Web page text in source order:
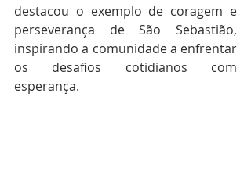
destacou o exemplo de coragem e
perseverança de São Sebastião,
inspirando a comunidade a enfrentar
os desafios cotidianos com
esperança.